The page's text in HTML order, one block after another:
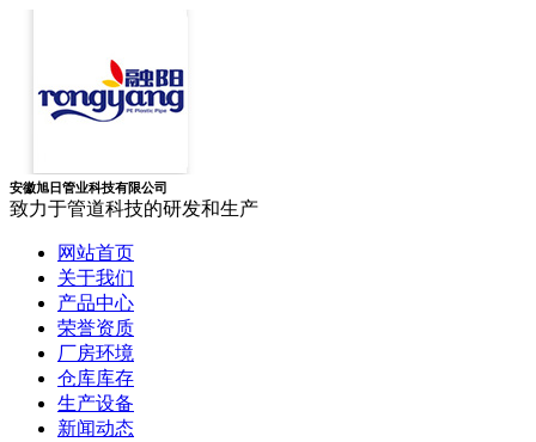
安徽旭日管业科技有限公司
致力于管道科技的研发和生产
网站首页
关于我们
产品中心
荣誉资质
厂房环境
仓库库存
生产设备
新闻动态